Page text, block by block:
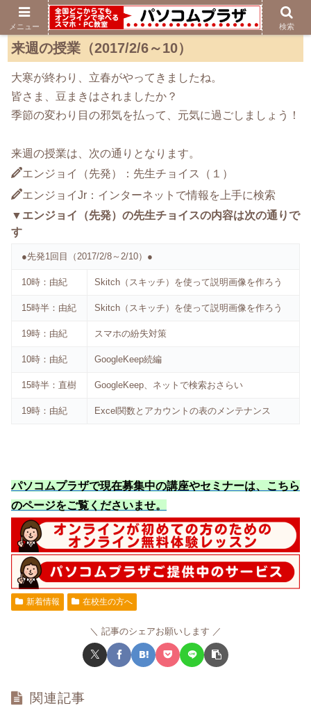
来週の授業（2017/2/6～10）
大寒が終わり、立春がやってきましたね。
皆さま、豆まきはされましたか？
季節の変わり目の邪気を払って、元気に過ごしましょう！
来週の授業は、次の通りとなります。
エンジョイ（先発）：先生チョイス（１）
エンジョイJr：インターネットで情報を上手に検索
▼エンジョイ（先発）の先生チョイスの内容は次の通りで
す
●先発1回目（2017/2/8～2/10）●
10時：由紀 Skitch（スキッチ）を使って説明画像を作ろう
15時半：由紀 Skitch（スキッチ）を使って説明画像を作ろう
19時：由紀 スマホの紛失対策
10時：由紀 GoogleKeep続編
15時半：直樹 GoogleKeep、ネットで検索おさらい
19時：由紀 Excel関数とアカウントの表のメンテナンス
パソコムプラザで現在募集中の講座やセミナーは、こちら
のページをご覧くださいませ。
新着情報 在校生の方へ
記事のシェアお願いします
関連記事
メニュー 検索